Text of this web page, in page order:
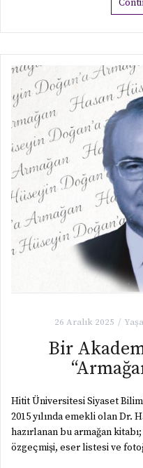
26 Aralık 2025
Bir
Hitit Üniversitesi Siyaset
2015 yılında emekli olan Dr.